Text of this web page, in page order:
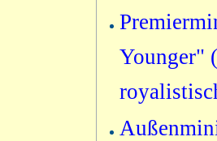
Younger"